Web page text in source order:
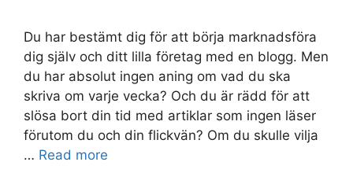
Du har bestämt dig för att börja marknadsföra
dig själv och ditt lilla företag med en blogg. Men
du har absolut ingen aning om vad du ska
skriva om varje vecka? Och du är rädd för att
slösa bort din tid med artiklar som ingen läser
förutom du och din flickvän? Om du skulle vilja
… Read more